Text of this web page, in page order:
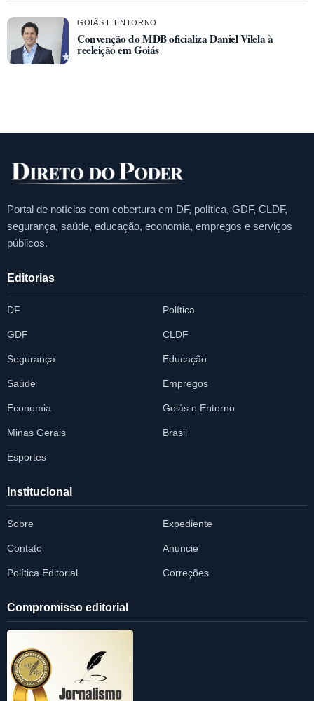
GOIÁS E ENTORNO
Convenção do MDB oficializa Daniel Vilela à
reeleição em Goiás
Portal de notícias com cobertura em DF, política, GDF, CLDF,
segurança, saúde, educação, economia, empregos e serviços
públicos.
Editorias
DF Política
GDF CLDF
Segurança Educação
Saúde Empregos
Economia Goiás e Entorno
Minas Gerais Brasil
Esportes
Institucional
Sobre Expediente
Contato Anuncie
Política Editorial Correções
Compromisso editorial